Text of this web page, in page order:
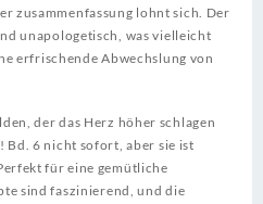
zusammenfassung lohnt sich. Der
unapologetisch, was vielleicht
erfrischende Abwechslung von
der das Herz höher schlagen
Bd. 6 nicht sofort, aber sie ist
für eine gemütliche
sind faszinierend, und die